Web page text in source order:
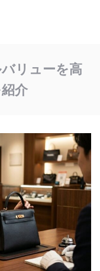
リューを高
介